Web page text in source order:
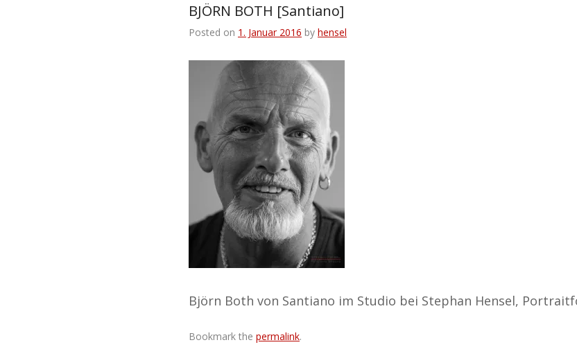
BJÖRN BOTH [Santiano]
Posted on 1. Januar 2016 by hensel
Björn Both von Santiano im Studio bei Stephan Hensel,
Bookmark the permalink.